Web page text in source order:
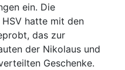
ein. Die
hatte mit den
das zur
der Nikolaus und
Geschenke.